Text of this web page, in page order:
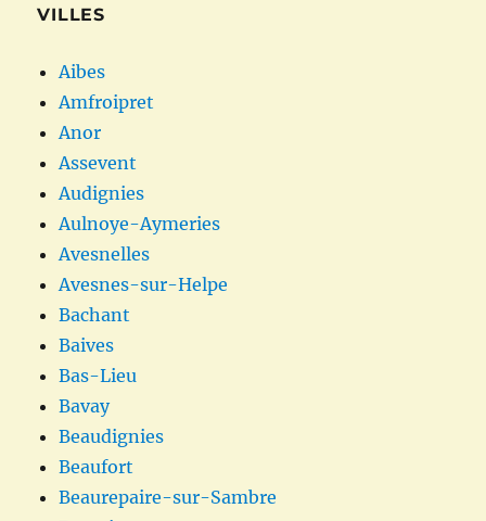
VILLES
Aibes
Amfroipret
Anor
Assevent
Audignies
Aulnoye-Aymeries
Avesnelles
Avesnes-sur-Helpe
Bachant
Baives
Bas-Lieu
Bavay
Beaudignies
Beaufort
Beaurepaire-sur-Sambre